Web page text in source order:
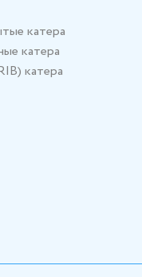
катера
катера
катера